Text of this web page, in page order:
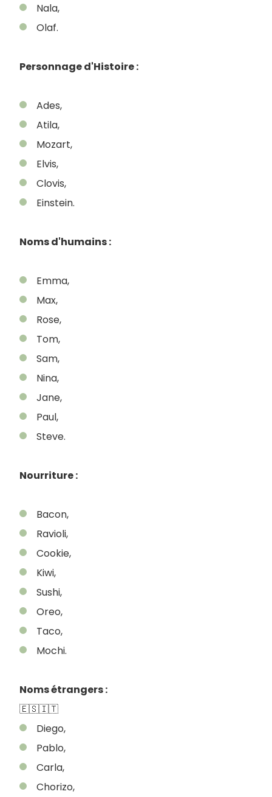
Nala,
Olaf.
Personnage d'Histoire :
Ades,
Atila,
Mozart,
Elvis,
Clovis,
Einstein.
Noms d'humains :
Emma,
Max,
Rose,
Tom,
Sam,
Nina,
Jane,
Paul,
Steve.
Nourriture :
Bacon,
Ravioli,
Cookie,
Kiwi,
Sushi,
Oreo,
Taco,
Mochi.
Noms étrangers :
🇪🇸🇮🇹
Diego,
Pablo,
Carla,
Chorizo,